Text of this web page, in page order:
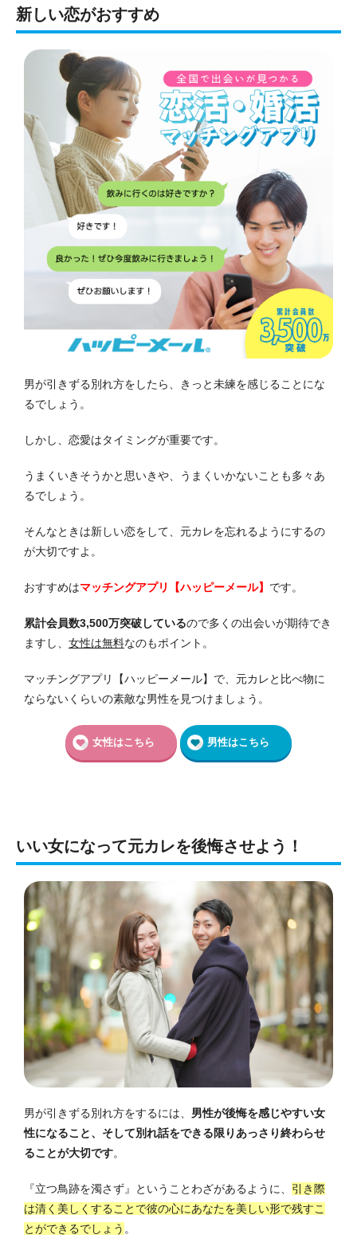
新しい恋がおすすめ
男が引きずる別れ方をしたら、きっと未練を感じることにな
るでしょう。
しかし、恋愛はタイミングが重要です。
うまくいきそうかと思いきや、うまくいかないことも多々あ
るでしょう。
そんなときは新しい恋をして、元カレを忘れるようにするの
が大切ですよ。
おすすめはマッチングアプリ【ハッピーメール】 です。
累計会員数3,500万突破しているので多くの出会いが期待でき
ますし、 女性は無料なのもポイント。
マッチングアプリ【ハッピーメール】で、元カレと比べ物に
ならないくらいの素敵な男性を見つけましょう。
女性はこちら 男性はこちら
いい女になって元カレを後悔させよう！
男が引きずる別れ方をするには、 男性が後悔を感じやすい女
性になること、そして別れ話をできる限りあっさり終わらせ
ることが大切です。
『立つ鳥跡を濁さず』ということわざがあるように、 引き際
は清く美しくすることで彼の心にあなたを美しい形で残すこ
とができるでしょう 。